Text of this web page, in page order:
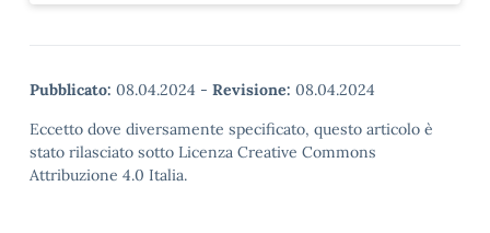
Pubblicato: 08.04.2024 - Revisione: 08.04.2024
Eccetto dove diversamente specificato, questo articolo è
stato rilasciato sotto Licenza Creative Commons
Attribuzione 4.0 Italia.